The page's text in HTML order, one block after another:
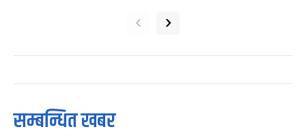
‹ ›
सम्बन्धित खबर